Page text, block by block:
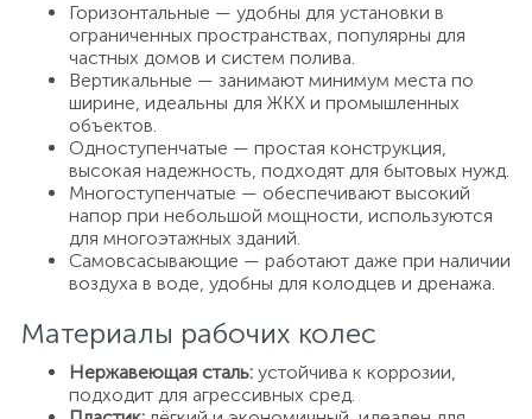
Горизонтальные — удобны для установки в
ограниченных пространствах, популярны для
частных домов и систем полива.
Вертикальные — занимают минимум места по
ширине, идеальны для ЖКХ и промышленных
объектов.
Одноступенчатые — простая конструкция,
высокая надежность, подходят для бытовых нужд.
Многоступенчатые — обеспечивают высокий
напор при небольшой мощности, используются
для многоэтажных зданий.
Самовсасывающие — работают даже при наличии
воздуха в воде, удобны для колодцев и дренажа.
Материалы рабочих колес
Нержавеющая сталь: устойчива к коррозии,
подходит для агрессивных сред.